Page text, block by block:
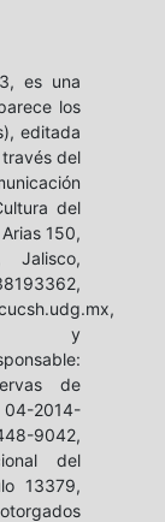
es una
los
editada
del
del
150,
Jalisco,
y
de
2014-
9042,
del
13379,